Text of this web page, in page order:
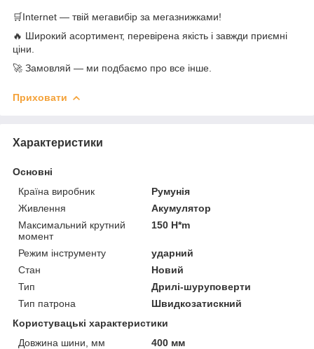
🛒Internet — твій мегавибір за мегазнижками!
🔥 Широкий асортимент, перевірена якість і завжди приємні
ціни.
🚀 Замовляй — ми подбаємо про все інше.
Приховати
Характеристики
Основні
Країна виробник
Румунія
Живлення
Акумулятор
Максимальний крутний
момент
150 H*m
Режим інструменту
ударний
Стан
Новий
Тип
Дрилі-шуруповерти
Тип патрона
Швидкозатискний
Користувацькі характеристики
Довжина шини, мм
400 мм